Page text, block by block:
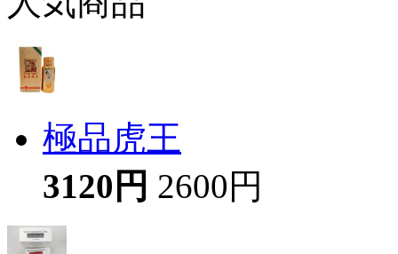
極品虎王
3120円 2600円